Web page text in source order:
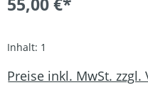
Inhalt: 1
Preise inkl. MwSt. zzgl.